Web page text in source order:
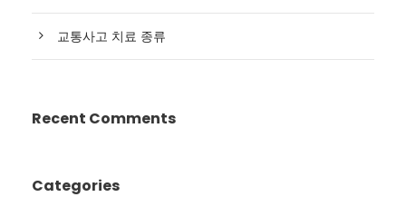
교통사고 치료 종류
Recent Comments
Categories